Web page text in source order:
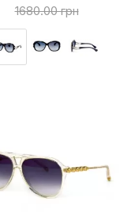
1680.00 грн